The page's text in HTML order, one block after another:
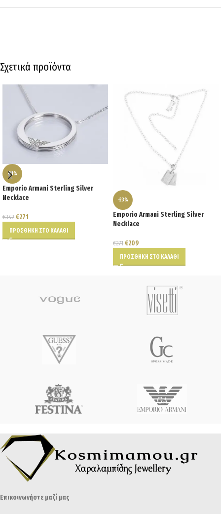
Σχετικά προϊόντα
-21%
Emporio Armani Sterling Silver
Necklace
€342 €271
ΠΡΟΣΘΉΚΗ ΣΤΟ ΚΑΛΆΘΙ
-23%
Emporio Armani Sterling Silver
Necklace
€271 €209
ΠΡΟΣΘΉΚΗ ΣΤΟ ΚΑΛΆΘΙ
Επικοινωνήστε μαζί μας